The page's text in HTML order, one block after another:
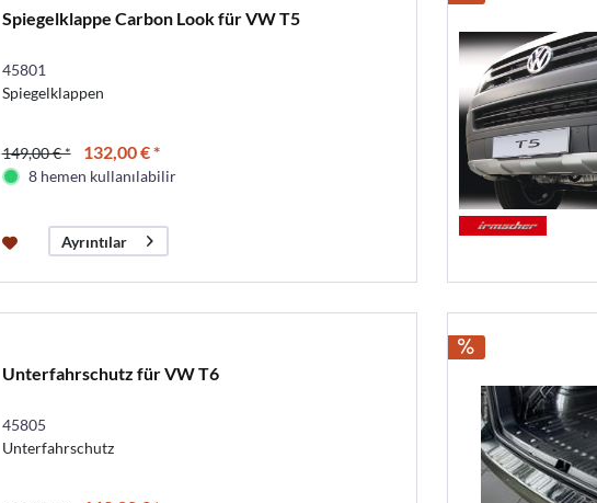
Spiegelklappe Carbon Look für VW T5
45801
Spiegelklappen
149,00 € * 132,00 € *
8 hemen kullanılabilir
Ayrıntılar
Unterfahrschutz für VW T6
45805
Unterfahrschutz